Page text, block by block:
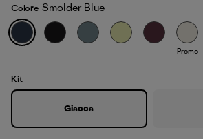
Smolder Blue
Colore Smolder Blue
Promo
Kit
Giacca